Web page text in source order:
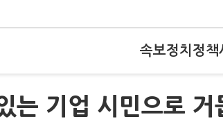
속보정치 정책
는 기업 시민으로 거